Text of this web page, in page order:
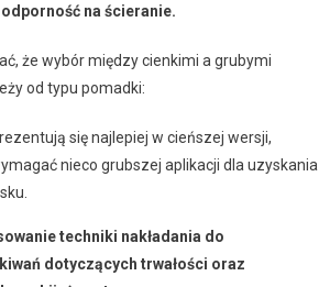
na ścieranie.
że wybór między cienkimi a grubymi
od typu pomadki:
się najlepiej w cieńszej wersji,
nieco grubszej aplikacji dla uzyskania
techniki nakładania do
dotyczących trwałości oraz